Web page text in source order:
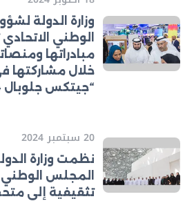
وزارة الدولة
الوطني
مبادراتها
خلال
“جيتكس جلوبال 2024”
20 سبتمبر 2024
نظمت وزارة
المجلس الوطني
تثقيفية إلى